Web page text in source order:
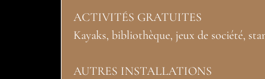
ACTIVITÉS GRATUITES
Kayaks, bibliothèque, jeux de société,
AUTRES INSTALLATIONS